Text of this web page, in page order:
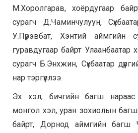
М.Хоролгарав, хоёрдугаар
сурагч Д.Чаминчулуун,
У.Пүрэвбат, Хэнтий аймгийн
гуравдугаар байрт Улаанбаатар
сурагч Б.Энхжин, Сүхбаатар
нар тэргүүллээ.
Эх хэл, бичгийн багш
монгол хэл, уран зохиолын багш
байрт, Дорнод аймгийн багш